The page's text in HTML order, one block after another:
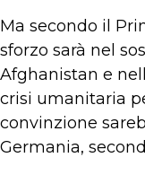
Ma secondo il
sforzo sarà nel
Afghanistan e
crisi umanitaria
convinzione
Germania,